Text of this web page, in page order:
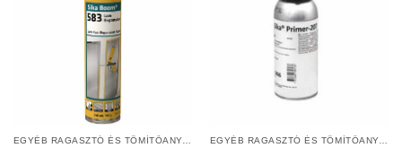
EGYÉB RAGASZTÓ ÉS TÖMÍTŐANYAGOK EGYÉB RAGASZTÓ ÉS TÖMÍTŐANYAGOK